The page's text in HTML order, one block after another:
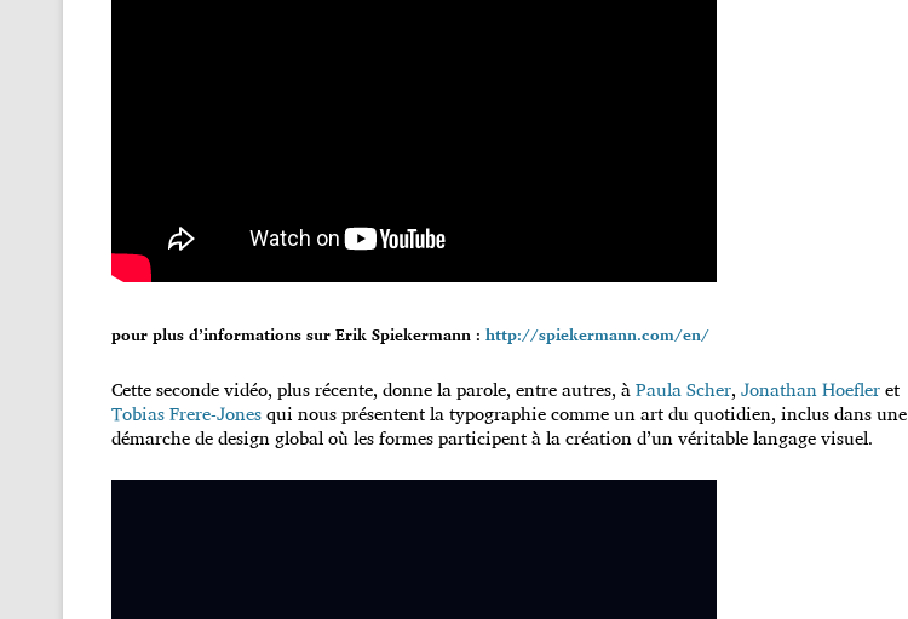
pour plus d’informations sur Erik Spiekermann : http://spiekermann.com/en/
Cette seconde vidéo, plus récente, donne la parole, entre autres, àPaula Scher, Jonathan Hoefleret
Tobias Frere-Jonesqui nous présentent la typographie comme un art du quotidien, inclus dans une
démarche de design global où les formes participent à la création d’un véritable langage visuel.